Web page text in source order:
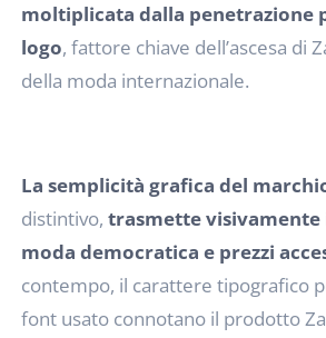
moltiplicata dalla penetrazione
logo, fattore chiave dell’ascesa di
della moda internazionale.
La semplicità grafica del
distintivo,trasmette visivamente
moda democratica e prezzi
contempo, il carattere tipografico
font usato connotano il prodotto